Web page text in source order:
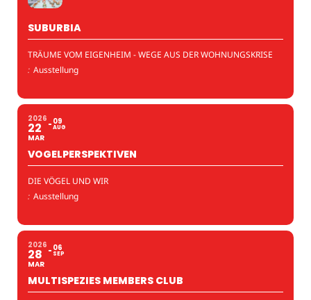
SUBURBIA
TRÄUME VOM EIGENHEIM - WEGE AUS DER WOHNUNGSKRISE
: Ausstellung
2026
22
MAR
09
AUG
VOGELPERSPEKTIVEN
DIE VÖGEL UND WIR
: Ausstellung
2026
28
MAR
06
SEP
MULTISPEZIES MEMBERS CLUB